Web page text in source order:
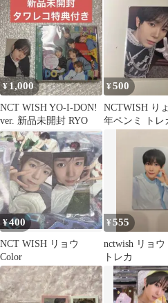
¥1,000
NCT WISH YO-I-DON!
ver. 新品未開封 RYO
¥500
NCTWISH り
年ペンミ トレ
¥400
NCT WISH リョウ
Color
¥555
nctwish リョウ
トレカ